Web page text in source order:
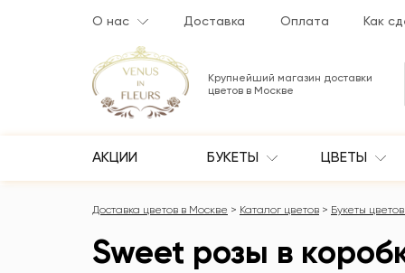
О нас Доставка Оплата Как
Крупнейший магазин доставки
цветов в Москве
АКЦИИ БУКЕТЫ ЦВЕТЫ
Доставка цветов в Москве Каталог цветов Букеты
Sweet розы в